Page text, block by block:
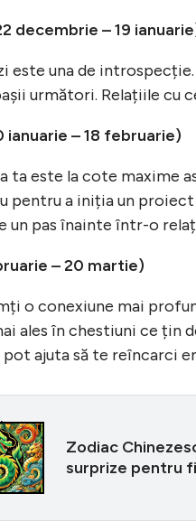
decembrie – 19
este una de
următori. Relațiile
ianuarie – 18 februarie)
ta este la cote maxime
pentru a iniția un
un pas înainte într-o
– 20 martie)
o conexiune mai
ales în chestiuni ce țin
ajuta să te reîncarci
Zodiac
surprize pentru